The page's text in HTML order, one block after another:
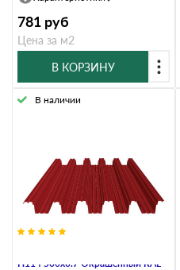
781 руб
Цена за м2
В КОРЗИНУ
Н114 500х0.7 Окрашенный RAL
В наличии